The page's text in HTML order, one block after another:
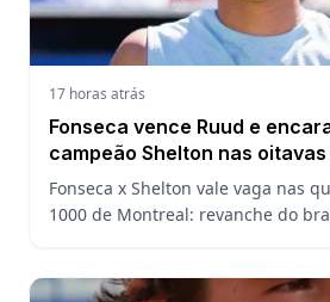
17 horas atrás
Fonseca vence Ruud e
campeão Shelton nas
1000 de Montreal
Fonseca x Shelton vale vaga nas
1000 de Montreal: revanche do